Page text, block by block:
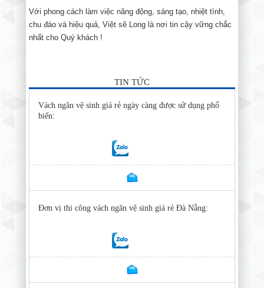
Với phong cách làm việc năng động, sáng tạo, nhiệt tình,
chu đáo và hiệu quả, Việt sẽ Long là nơi tin cậy vững chắc
nhất cho Quý khách !
TIN TỨC
Vách ngăn vệ sinh giá rẻ ngày càng được sử dụng phổ
biến:
Đơn vị thi công vách ngăn vệ sinh giá rẻ Đà Nẵng: